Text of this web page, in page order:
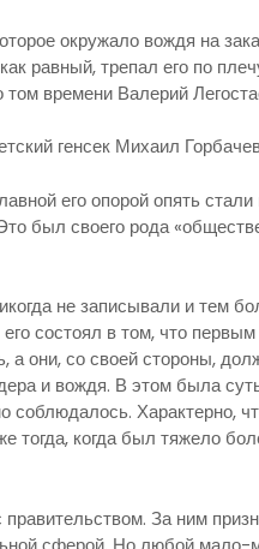
окружало вождя на
равный, трепал его по
времени Валерий
генсек Михаил
его опорой опять
был своего рода
не записывали и тем
состоял в том, что первым
а они, со своей стороны,
и вождя. В этом была
соблюдалось. Характерно,
тогда, когда был тяжело
За ним